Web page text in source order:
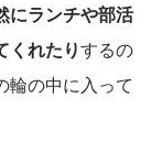
にランチや部活
くれたりするの
輪の中に入って